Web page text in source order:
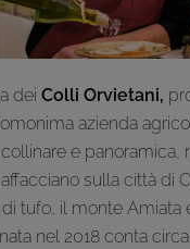
deiColli Orvietani,
azienda
e panoramica,
sulla città di
tufo, il monte Amiata
nata nel 2018 conta